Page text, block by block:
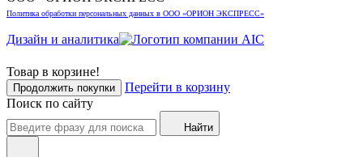
Политика обработки персональных данных в ООО «ОРИОН ЭКСПРЕСС»
Дизайн и аналитика
Товар в корзине!
Продолжить покупки
Перейти в корзину
Поиск по сайту
Найти